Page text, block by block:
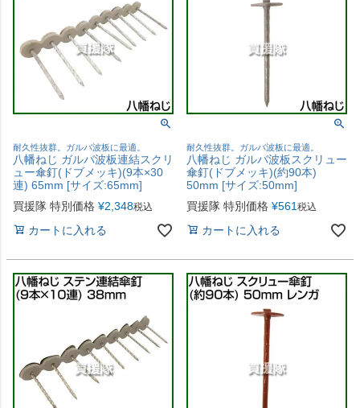
耐久性抜群。ガルバ波板に最適。
八幡ねじ ガルバ波板連結スクリ
ュー傘釘(ドブメッキ)(9本×30
連) 65mm [サイズ:65mm]
買援隊 特別価格 ¥2,348税込
カートに入れる
耐久性抜群。ガルバ波板に最適。
八幡ねじ ガルバ波板スクリュー
傘釘(ドブメッキ)(約90本)
50mm [サイズ:50mm]
買援隊 特別価格 ¥561 税込
カートに入れる